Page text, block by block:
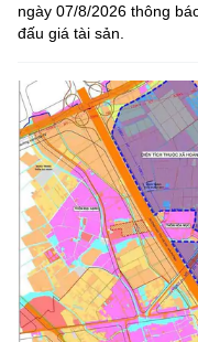
ngày 07/8/2026 thông
đấu giá tài sản.